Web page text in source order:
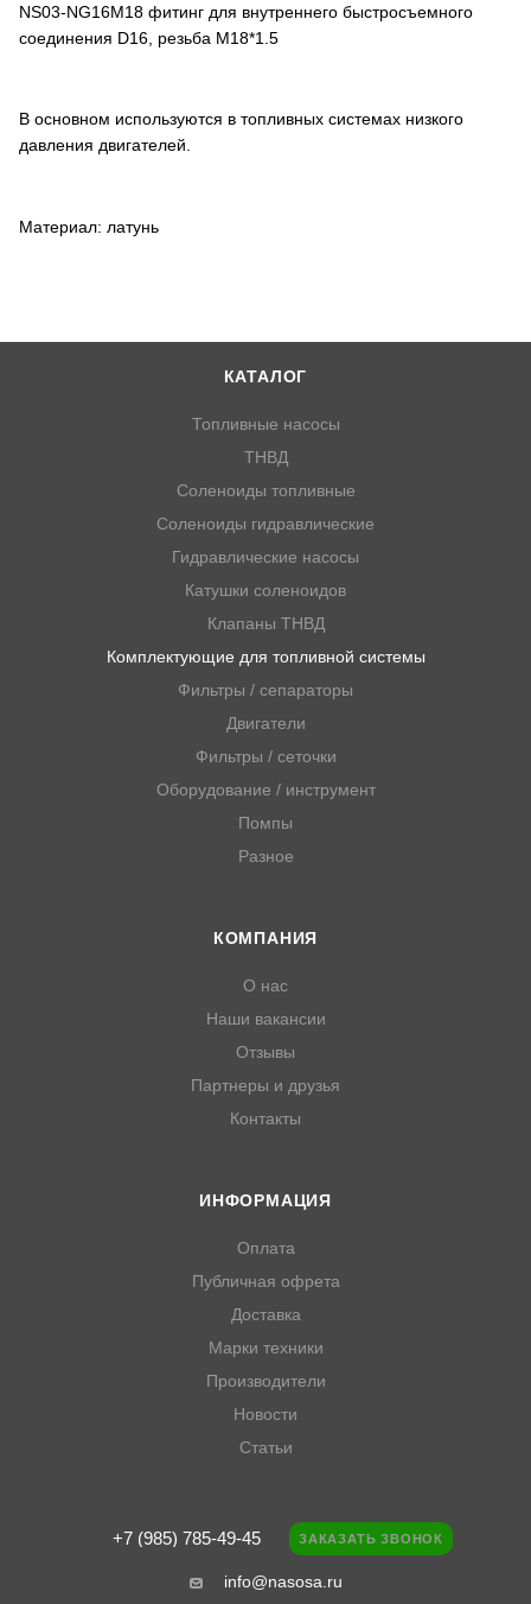
NS03-NG16M18 фитинг для внутреннего быстросъемного
соединения D16, резьба M18*1.5
В основном используются в топливных системах низкого
давления двигателей.
Материал: латунь
КАТАЛОГ
Топливные насосы
ТНВД
Соленоиды топливные
Соленоиды гидравлические
Гидравлические насосы
Катушки соленоидов
Клапаны ТНВД
Комплектующие для топливной системы
Фильтры / сепараторы
Двигатели
Фильтры / сеточки
Оборудование / инструмент
Помпы
Разное
КОМПАНИЯ
О нас
Наши вакансии
Отзывы
Партнеры и друзья
Контакты
ИНФОРМАЦИЯ
Оплата
Публичная офрета
Доставка
Марки техники
Производители
Новости
Статьи
+7 (985) 785-49-45 ЗАКАЗАТЬ ЗВОНОК
info@nasosa.ru